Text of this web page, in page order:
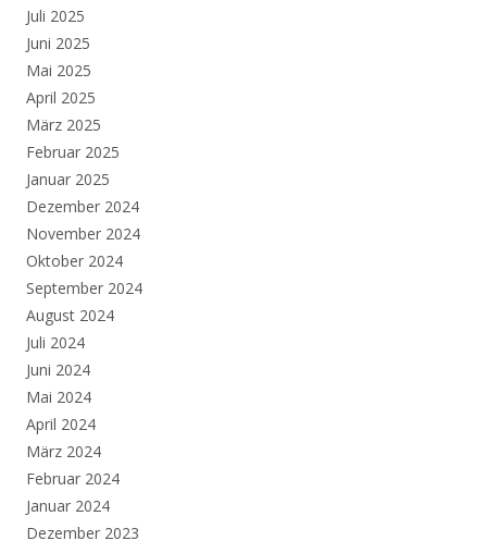
Juli 2025
Juni 2025
Mai 2025
April 2025
März 2025
Februar 2025
Januar 2025
Dezember 2024
November 2024
Oktober 2024
September 2024
August 2024
Juli 2024
Juni 2024
Mai 2024
April 2024
März 2024
Februar 2024
Januar 2024
Dezember 2023